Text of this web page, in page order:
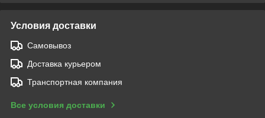
Условия доставки
Самовывоз
Доставка курьером
Транспортная компания
Все условия доставки